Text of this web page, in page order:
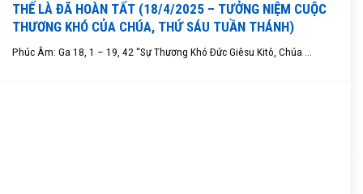
THẾ LÀ ĐÃ HOÀN TẤT (18/4/2025 – TƯỞNG NIỆM CUỘC
THƯƠNG KHÓ CỦA CHÚA, THỨ SÁU TUẦN THÁNH)
Phúc Âm: Ga 18, 1 – 19, 42 “Sự Thương Khó Ðức Giêsu Kitô, Chúa ...